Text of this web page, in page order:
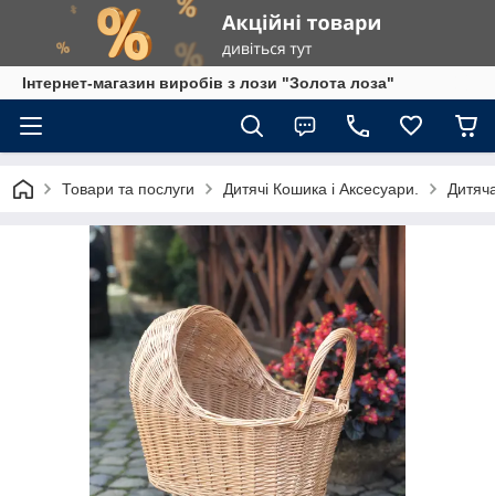
Інтернет-магазин виробів з лози "Золота лоза"
Товари та послуги Дитячі Кошика і Аксесуари.